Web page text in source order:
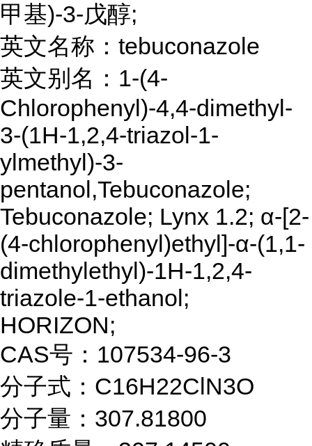
甲基)-3-戊醇;
英文名称：tebuconazole
英文别名：1-(4-
Chlorophenyl)-4,4-dimethyl-
3-(1H-1,2,4-triazol-1-
ylmethyl)-3-
pentanol,Tebuconazole;
Tebuconazole; Lynx 1.2; α-[2-
(4-chlorophenyl)ethyl]-α-(1,1-
dimethylethyl)-1H-1,2,4-
triazole-1-ethanol;
HORIZON;
CAS号：107534-96-3
分子式：C16H22ClN3O
分子量：307.81800